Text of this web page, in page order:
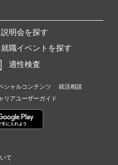
説明会を探す
就職イベントを探す
適性検査
シャルコンテンツ
就活相談
リアユーザーガイド
て